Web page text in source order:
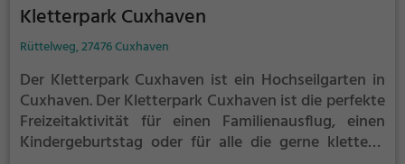
Kletterpark Cuxhaven
Rüttelweg, 27476 Cuxhaven
Der Kletterpark Cuxhaven ist ein Hochseilgarten in
Cuxhaven.Der Kletterpark Cuxhaven ist die perfekte
Freizeitaktivität für einen Familienausflug, einen
Kindergeburtstag oder für alle die gerne klettern.